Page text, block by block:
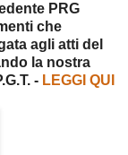
PRG
che
agli atti del
la nostra
- LEGGI QUI